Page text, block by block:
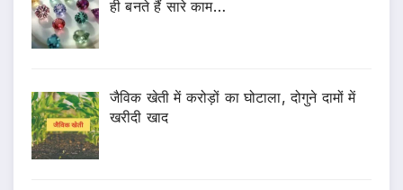
ही बनते हैं सारे काम…
जैविक खेती में करोड़ों का घोटाला, दोगुने दामों में
खरीदी खाद